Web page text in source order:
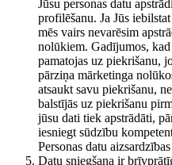
Jūsu personas datu
profilēšanu. Ja Jūs
mēs vairs nevarēsim
nolūkiem. Gadījumos, kad
pamatojas uz piekrišanu,
pārziņa mārketinga
atsaukt savu piekrišanu,
balstījās uz piekrišanu
jūsu dati tiek apstrādāti,
iesniegt sūdzību
Personas datu
Datu sniegšana ir